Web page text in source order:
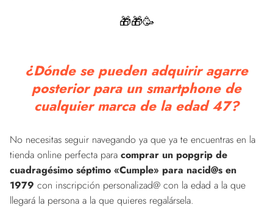
🎁🎁🥳
¿Dónde se pueden adquirir agarre
posterior para un smartphone de
cualquier marca de la edad 47?
No necesitas seguir navegando ya que ya te encuentras en la
tienda online perfecta para comprar un popgrip de
cuadragésimo séptimo «Cumple» para nacid@s en
1979 con inscripción personalizad@ con la edad a la que
llegará la persona a la que quieres regalársela.